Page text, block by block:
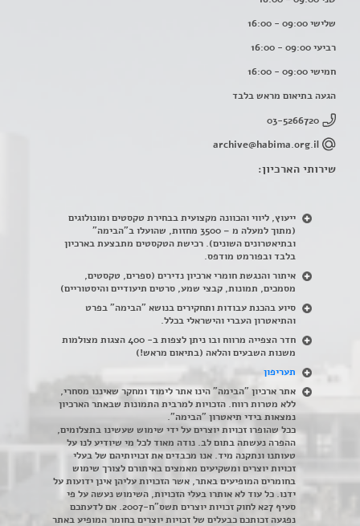
שלישי 09:00 - 16:00
רביעי 09:00 - 16:00
חמישי 09:00 - 16:00
הגעה בתיאום מראש בלבד
03-5266720
archive@habima.org.il
שירותי הארכיון:
ייעוץ, ליווי והכוונה מקצועית בבחירת טקסטים ומונולוגים
(מתוך למעלה מ – 3500 מחזות, שהועלו ב"הבימה"
ובתיאטרונים השונים). רכישת הטקסטים מתבצעת בארכיון
בלבד ובפורמט מודפס.
איתור והנגשת חומרי ארכיון נדירים (ספרים, טקסטים,
מסמכים, תמונות, קבצי שמע, סרטים תיעודיים והיסטוריים)
סיוע בהכנת עבודות ותחקירים בנושא "הבימה" בפרט
והתיאטרון העברי והישראלי בכלל.
חדר הצפייה מרווח ובו ניתן לצפות ב- 400 הצגות מצולמות
משנות השבעים והלאה (בתיאום מראש!)
תעריפון
אתר ארכיון "הבימה" הינו אתר לימוד ומחקר שאיננו מסחרי,
ללא מטרות רווח. הזכויות למרבית התמונות שבאתר הארכיון
נמצאות בידי תיאטרון "הבימה".
ככל שהופרו זכויות יוצרים על ידי שימוש שעשינו בתצלומים,
ההפרה נעשתה בתום לב. נודה מאוד לכל מי שיודיע לנו על
טעותנו ונתקנה מיד. אנו מכבדים את זכויותיהם של בעלי
זכויות יוצרים ומשקיעים מאמצים באיתורם לצורך שימוש
בחומרים המופיעים באתר, אשר הזכויות עליהן אינן ידועות על
ידנו. כל עוד לא אותרו בעלי הזכויות, השימוש נעשה על פי
סעיף 27א לחוק זכויות יוצרים תשס"ח-2007. אם לדעתכם
נפגעה זכותכם כבעלים של זכויות יוצרים בחומר המופיע באתר